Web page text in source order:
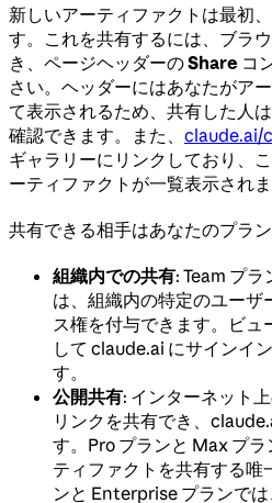
新しいアーティファクトは最初
す。これを共有するには、ブラ
き、ページヘッダーのShare コ
さい。ヘッダーにはあなたがア
て表示されるため、共有した人
確認できます。また、 claude.ai/
ギャラリーにリンクしており、
ーティファクトが一覧表示されま
共有できる相手はあなたのプラ
組織内での共有: Team プ
は、組織内の特定のユーザ
ス権を付与できます。ビュ
して claude.ai にサインイ
す。
公開共有: インターネット
リンクを共有でき、
す。Pro プランと Max プ
ティファクトを共有する唯
ンと Enterprise プランで